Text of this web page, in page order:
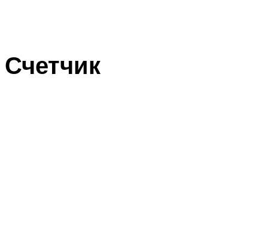
Счетчик